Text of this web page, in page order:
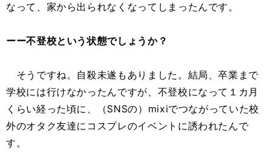
なって、家から出られなくなってしまったんです。
ーー不登校という状態でしょうか？
そうですね。自殺未遂もありました。結局、卒業まで
学校には行けなかったんですが、不登校になって１カ月
くらい経った頃に、（SNSの）mixiでつながっていた校
外のオタク友達にコスプレのイベントに誘われたんで
す。